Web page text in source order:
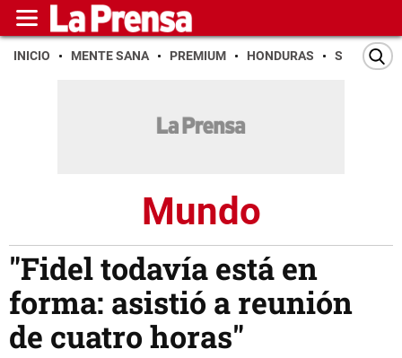
INICIO MENTE SANA PREMIUM HONDURAS SAN PEDRO
Mundo
"Fidel todavía está en
forma: asistió a reunión
de cuatro horas"